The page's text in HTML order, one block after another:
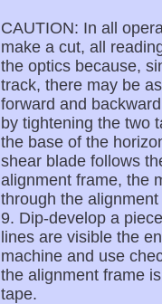
CAUTION: In all
make a cut, all
the optics because,
track, there may be
forward and
by tightening the two
the base of the
shear blade follows
alignment frame, the
through the
9. Dip-develop a
lines are visible the
machine and use
the alignment frame
tape.